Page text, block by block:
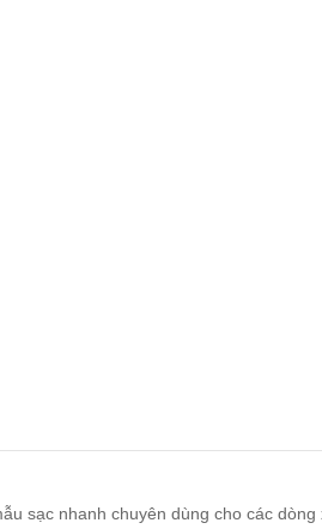
sạc nhanh chuyên dùng cho các